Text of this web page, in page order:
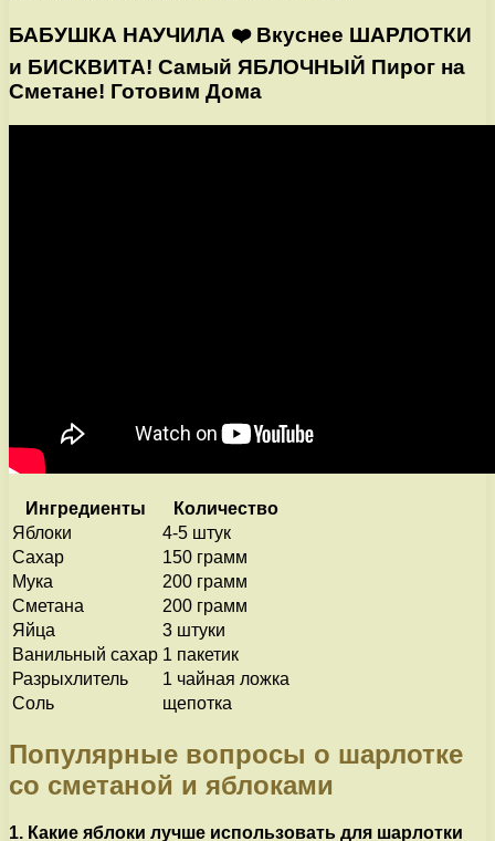
БАБУШКА НАУЧИЛА ❤️ Вкуснее ШАРЛОТКИ
и БИСКВИТА! Самый ЯБЛОЧНЫЙ Пирог на
Сметане! Готовим Дома
Ингредиенты
Количество
Яблоки
4-5 штук
Сахар
150 грамм
Мука
200 грамм
Сметана
200 грамм
Яйца
3 штуки
Ванильный сахар 1 пакетик
Разрыхлитель
1 чайная ложка
Соль
щепотка
Популярные вопросы о шарлотке
со сметаной и яблоками
1. Какие яблоки лучше использовать для шарлотки